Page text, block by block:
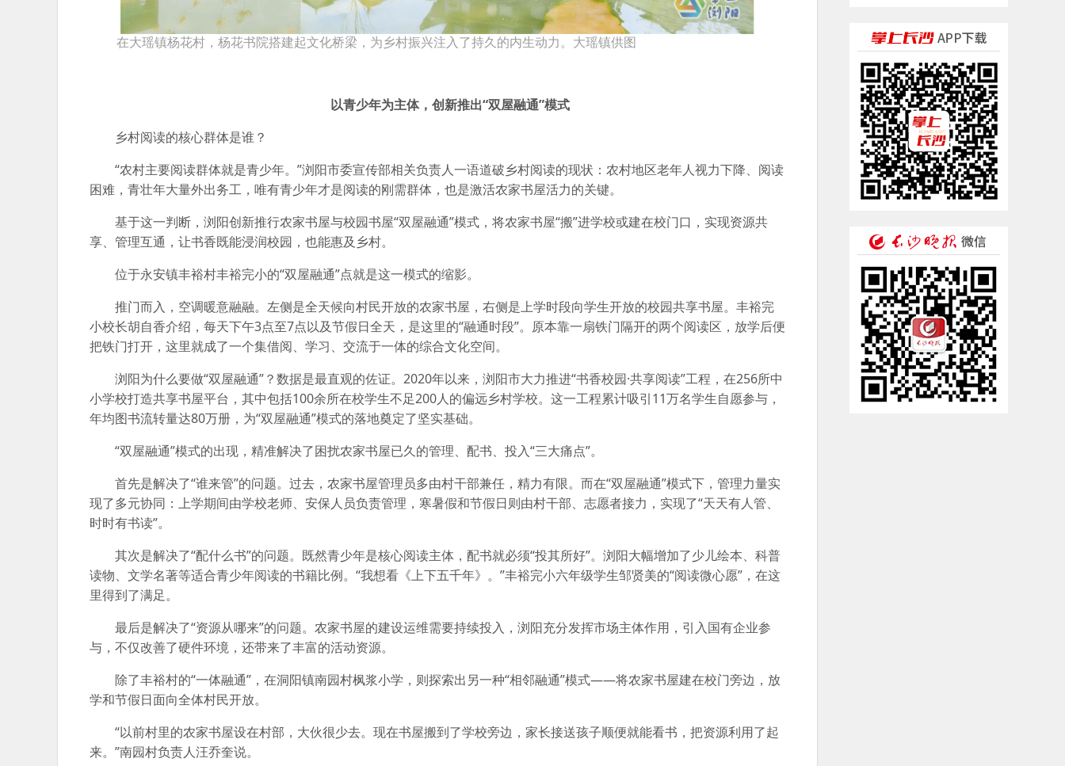
在大瑶镇杨花村，杨花书院搭建起文化桥梁，为乡村振兴注入了持久的内生动力。大瑶镇供图
以青少年为主体，创新推出“双屋融通”模式
乡村阅读的核心群体是谁？
“农村主要阅读群体就是青少年。”浏阳市委宣传部相关负责人一语道破乡村阅读的现状：农村地区老年人视力下降、阅读
困难，青壮年大量外出务工，唯有青少年才是阅读的刚需群体，也是激活农家书屋活力的关键。
基于这一判断，浏阳创新推行农家书屋与校园书屋“双屋融通”模式，将农家书屋“搬”进学校或建在校门口，实现资源共
享、管理互通，让书香既能浸润校园，也能惠及乡村。
位于永安镇丰裕村丰裕完小的“双屋融通”点就是这一模式的缩影。
推门而入，空调暖意融融。左侧是全天候向村民开放的农家书屋，右侧是上学时段向学生开放的校园共享书屋。丰裕完
小校长胡自香介绍，每天下午3点至7点以及节假日全天，是这里的“融通时段”。原本靠一扇铁门隔开的两个阅读区，放学后便
把铁门打开，这里就成了一个集借阅、学习、交流于一体的综合文化空间。
浏阳为什么要做“双屋融通”？数据是最直观的佐证。2020年以来，浏阳市大力推进“书香校园·共享阅读”工程，在256所中
小学校打造共享书屋平台，其中包括100余所在校学生不足200人的偏远乡村学校。这一工程累计吸引11万名学生自愿参与，
年均图书流转量达80万册，为“双屋融通”模式的落地奠定了坚实基础。
“双屋融通”模式的出现，精准解决了困扰农家书屋已久的管理、配书、投入“三大痛点”。
首先是解决了“谁来管”的问题。过去，农家书屋管理员多由村干部兼任，精力有限。而在“双屋融通”模式下，管理力量实
现了多元协同：上学期间由学校老师、安保人员负责管理，寒暑假和节假日则由村干部、志愿者接力，实现了“天天有人管、
时时有书读”。
其次是解决了“配什么书”的问题。既然青少年是核心阅读主体，配书就必须“投其所好”。浏阳大幅增加了少儿绘本、科普
读物、文学名著等适合青少年阅读的书籍比例。“我想看《上下五千年》。”丰裕完小六年级学生邹贤美的“阅读微心愿”，在这
里得到了满足。
最后是解决了“资源从哪来”的问题。农家书屋的建设运维需要持续投入，浏阳充分发挥市场主体作用，引入国有企业参
与，不仅改善了硬件环境，还带来了丰富的活动资源。
除了丰裕村的“一体融通”，在洞阳镇南园村枫浆小学，则探索出另一种“相邻融通”模式——将农家书屋建在校门旁边，放
学和节假日面向全体村民开放。
“以前村里的农家书屋设在村部，大伙很少去。现在书屋搬到了学校旁边，家长接送孩子顺便就能看书，把资源利用了起
来。”南园村负责人汪乔奎说。